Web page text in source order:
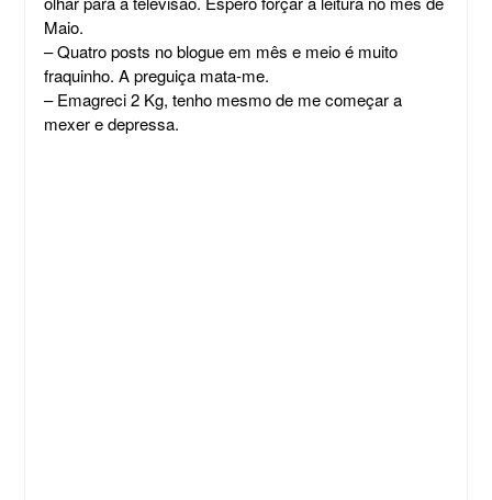
Maio.
– Quatro posts no blogue em mês e meio é muito
fraquinho. A preguiça mata-me.
– Emagreci 2 Kg, tenho mesmo de me começar a
mexer e depressa.